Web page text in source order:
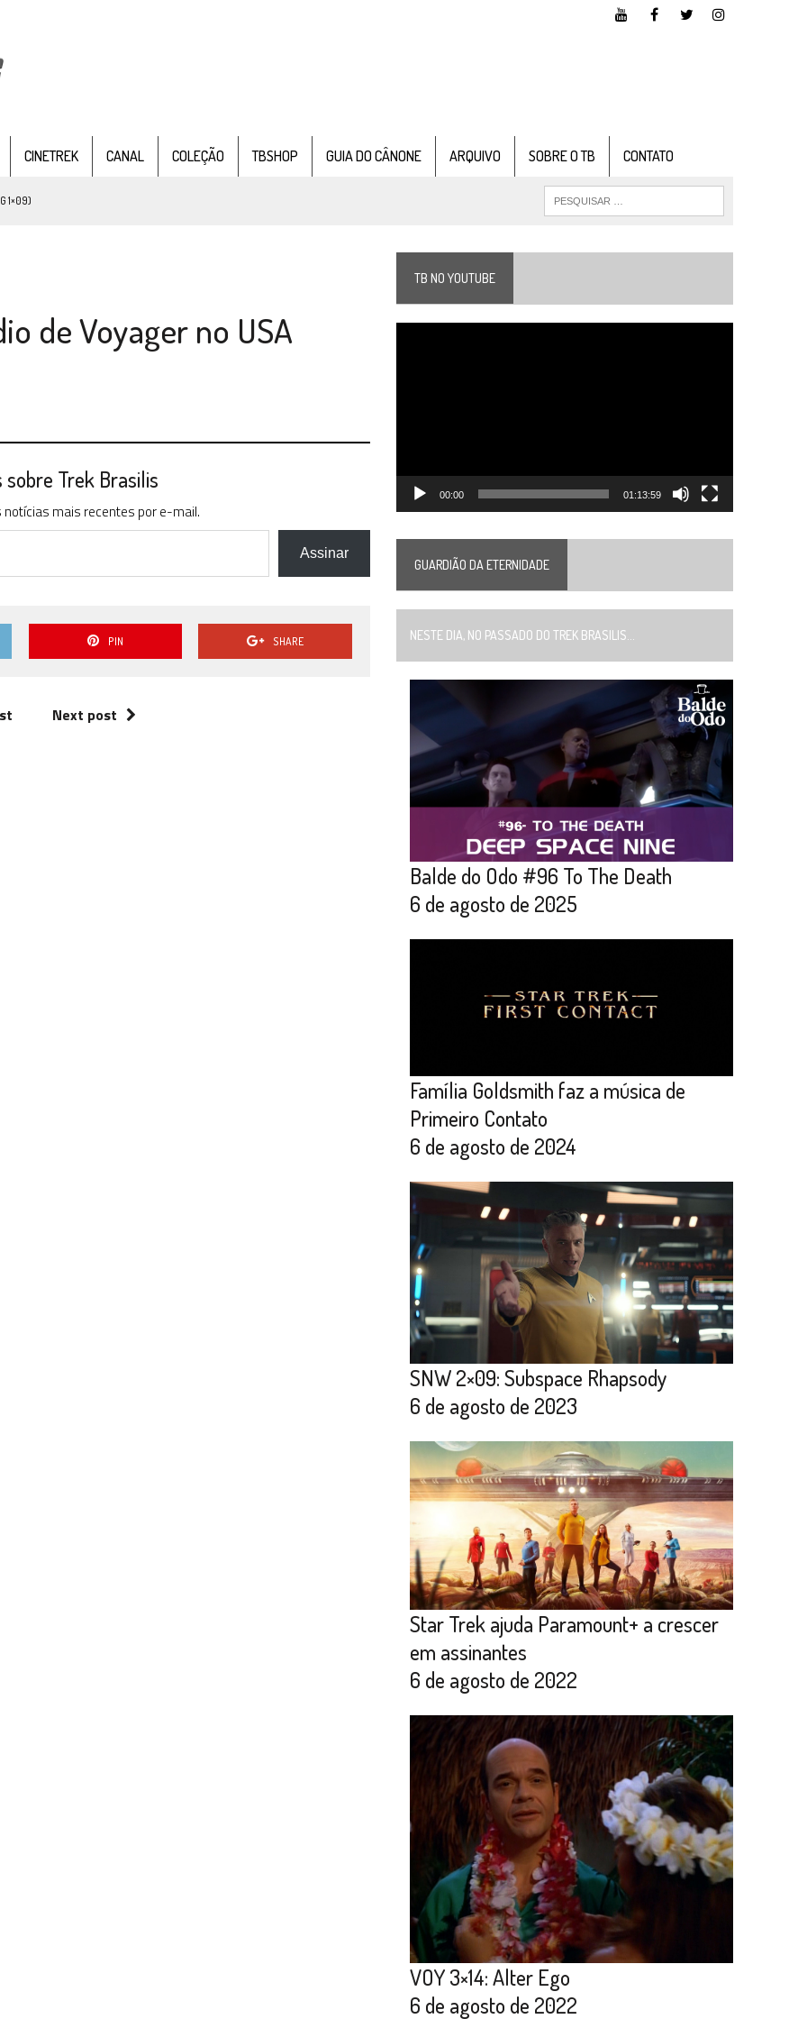
CINETREK CANAL COLEÇÃO TBSHOP GUIA DO CÂNONE ARQUIVO SOBRE O TB CONTATO
1×09)
– “THE GRIFFIN INCIDENT” (4×02)
DE UMA ERA NA SDCC
SOBRE DIFERENTES PONTOS DE VISTA
AOS 60 ANOS DE STAR TREK
de Voyager no USA
sobre Trek Brasilis
mais recentes por e-mail.
Assinar
PIN SHARE
Next post
TB NO YOUTUBE
00:00 01:13:59
GUARDIÃO DA ETERNIDADE
NESTE DIA, NO PASSADO DO TREK BRASILIS...
Balde do Odo #96 To The Death
6 de agosto de 2025
Família Goldsmith faz a música de
Primeiro Contato
6 de agosto de 2024
SNW 2×09: Subspace Rhapsody
6 de agosto de 2023
Star Trek ajuda Paramount+ a crescer
em assinantes
6 de agosto de 2022
VOY 3×14: Alter Ego
6 de agosto de 2022